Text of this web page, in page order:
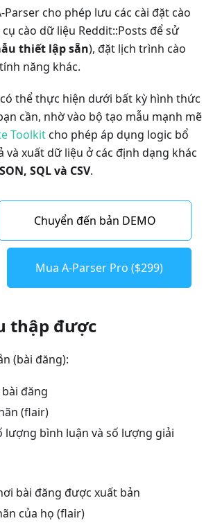
Parser cho phép lưu các cài đặt cào
cào dữ liệu Reddit::Posts để sử
thiết lập sẵn), đặt lịch trình cào
năng khác.
thể thực hiện dưới bất kỳ hình thức
cần, nhờ vào bộ tạo mẫu mạnh mẽ
Toolkitcho phép áp dụng logic bổ
và xuất dữ liệu ở các định dạng khác
SQL và CSV.
Chuyển đến bản DEMO
Mua A-Parser Pro ($299)
thập được
(bài đăng):
đăng
(flair)
lượng bình luận và số lượng giải
bài đăng được xuất bản
của họ (flair)